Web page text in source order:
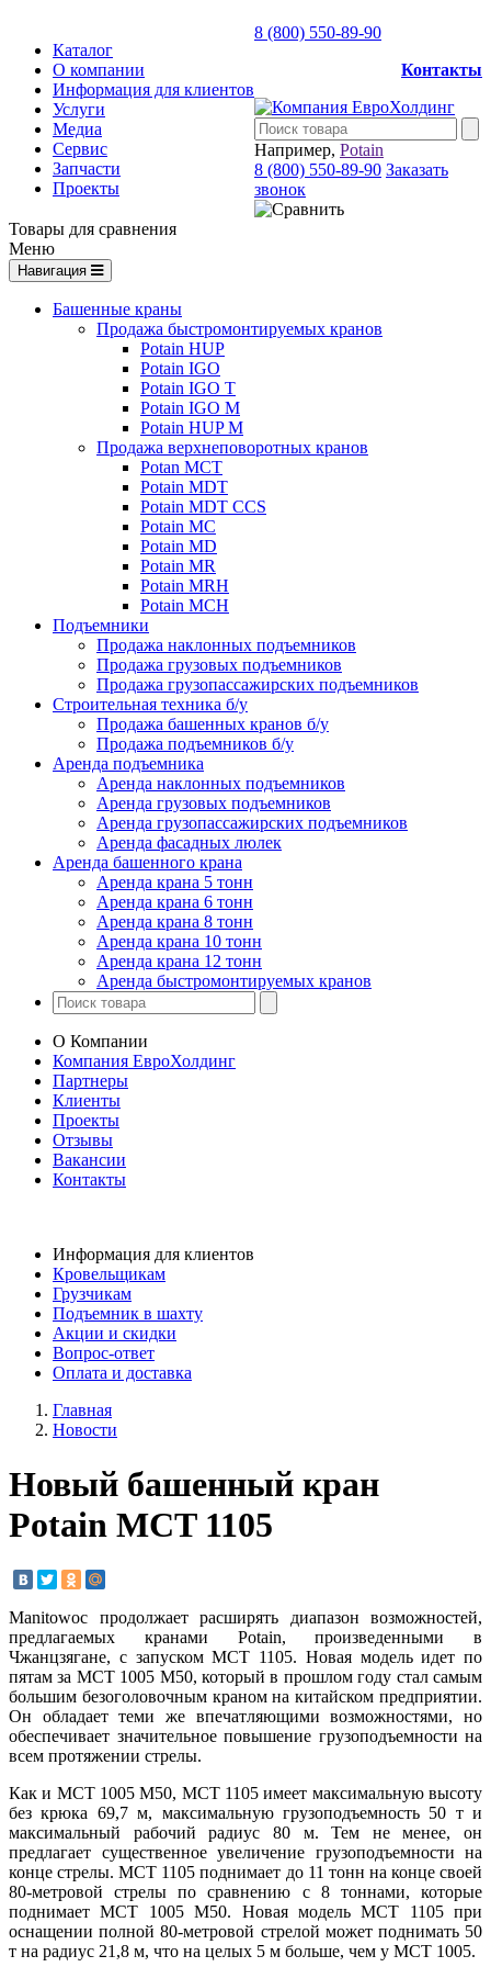
Каталог
О компании
Информация для клиентов
Услуги
Медиа
Сервис
Запчасти
Проекты
8 (800) 550-89-90
Контакты
Например, Potain
8 (800) 550-89-90 Заказать
звонок
Товары для сравнения
Меню
Навигация
Башенные краны
Продажа быстромонтируемых кранов
Potain HUP
Potain IGO
Potain IGO T
Potain IGO M
Potain HUP M
Продажа верхнеповоротных кранов
Potan MCT
Potain MDT
Potain MDT CCS
Potain MC
Potain MD
Potain MR
Potain MRH
Potain MCH
Подъемники
Продажа наклонных подъемников
Продажа грузовых подъемников
Продажа грузопассажирских подъемников
Строительная техника б/у
Продажа башенных кранов б/у
Продажа подъемников б/у
Аренда подъемника
Аренда наклонных подъемников
Аренда грузовых подъемников
Аренда грузопассажирских подъемников
Аренда фасадных люлек
Аренда башенного крана
Аренда крана 5 тонн
Аренда крана 6 тонн
Аренда крана 8 тонн
Аренда крана 10 тонн
Аренда крана 12 тонн
Аренда быстромонтируемых кранов
О Компании
Компания ЕвроХолдинг
Партнеры
Клиенты
Проекты
Отзывы
Вакансии
Контакты
Информация для клиентов
Кровельщикам
Грузчикам
Подъемник в шахту
Акции и скидки
Вопрос-ответ
Оплата и доставка
Главная
Новости
Новый башенный кран
Potain MCT 1105
Manitowoc продолжает расширять диапазон возможностей,
предлагаемых кранами Potain, произведенными в
Чжанцзягане, с запуском MCT 1105. Новая модель идет по
пятам за MCT 1005 M50, который в прошлом году стал самым
большим безоголовочным краном на китайском предприятии.
Он обладает теми же впечатляющими возможностями, но
обеспечивает значительное повышение грузоподъемности на
всем протяжении стрелы.
Как и MCT 1005 M50, MCT 1105 имеет максимальную высоту
без крюка 69,7 м, максимальную грузоподъемность 50 т и
максимальный рабочий радиус 80 м. Тем не менее, он
предлагает существенное увеличение грузоподъемности на
конце стрелы. MCT 1105 поднимает до 11 тонн на конце своей
80-метровой стрелы по сравнению с 8 тоннами, которые
поднимает MCT 1005 M50. Новая модель MCT 1105 при
оснащении полной 80-метровой стрелой может поднимать 50
т на радиус 21,8 м, что на целых 5 м больше, чем у MCT 1005.